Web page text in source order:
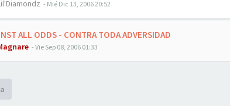
- Mié Dic 13, 2006 20:52
ALL ODDS - CONTRA TODA ADVERSIDAD
- Vie Sep 08, 2006 01:33